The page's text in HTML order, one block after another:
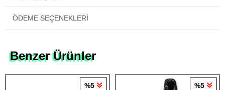
ÖDEME SEÇENEKLERI
Benzer Ürünler
%5 %5